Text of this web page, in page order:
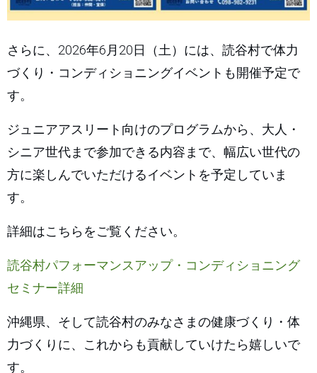
さらに、2026年6月20日（土）には、読谷村で体力
づくり・コンディショニングイベントも開催予定で
す。
ジュニアアスリート向けのプログラムから、大人・
シニア世代まで参加できる内容まで、幅広い世代の
方に楽しんでいただけるイベントを予定していま
す。
詳細はこちらをご覧ください。
読谷村パフォーマンスアップ・コンディショニング
セミナー詳細
沖縄県、そして読谷村のみなさまの健康づくり・体
力づくりに、これからも貢献していけたら嬉しいで
す。